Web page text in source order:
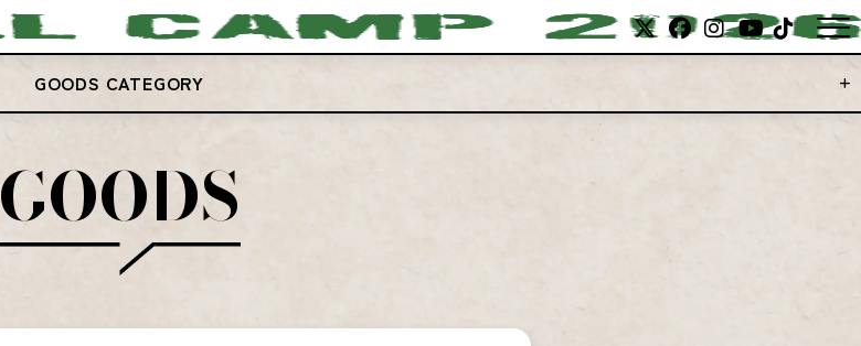
GOODS CATEGORY
GOODS